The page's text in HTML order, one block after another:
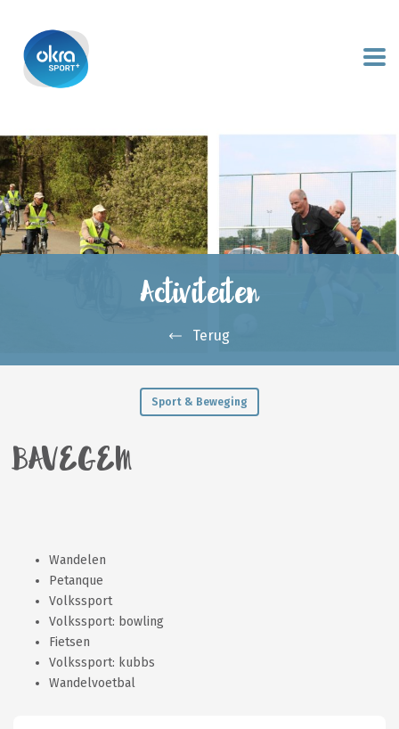
Activiteiten
Terug
Sport & Beweging
BAVEGEM
Wandelen
Petanque
Volkssport
Volkssport: bowling
Fietsen
Volkssport: kubbs
Wandelvoetbal